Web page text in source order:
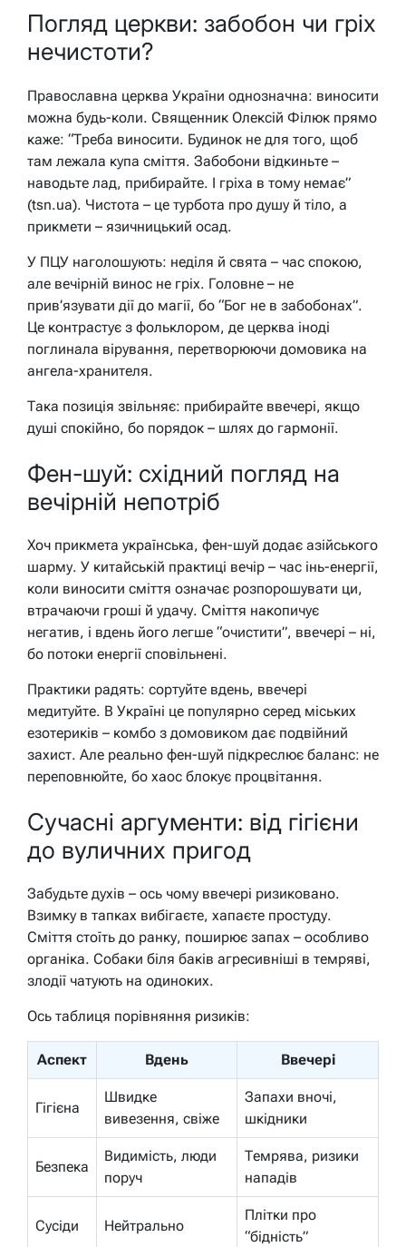
Погляд церкви: забобон чи гріх
нечистоти?
Православна церква України однозначна: виносити
можна будь-коли. Священник Олексій Філюк прямо
каже: “Треба виносити. Будинок не для того, щоб
там лежала купа сміття. Забобони відкиньте –
наводьте лад, прибирайте. І гріха в тому немає”
(tsn.ua). Чистота – це турбота про душу й тіло, а
прикмети – язичницький осад.
У ПЦУ наголошують: неділя й свята – час спокою,
але вечірній винос не гріх. Головне – не
прив’язувати дії до магії, бо “Бог не в забобонах”.
Це контрастує з фольклором, де церква іноді
поглинала вірування, перетворюючи домовика на
ангела-хранителя.
Така позиція звільняє: прибирайте ввечері, якщо
душі спокійно, бо порядок – шлях до гармонії.
Фен-шуй: східний погляд на
вечірній непотріб
Хоч прикмета українська, фен-шуй додає азійського
шарму. У китайській практиці вечір – час інь-енергії,
коли виносити сміття означає розпорошувати ци,
втрачаючи гроші й удачу. Сміття накопичує
негатив, і вдень його легше “очистити”, ввечері – ні,
бо потоки енергії сповільнені.
Практики радять: сортуйте вдень, ввечері
медитуйте. В Україні це популярно серед міських
езотериків – комбо з домовиком дає подвійний
захист. Але реально фен-шуй підкреслює баланс: не
переповнюйте, бо хаос блокує процвітання.
Сучасні аргументи: від гігієни
до вуличних пригод
Забудьте духів – ось чому ввечері ризиковано.
Взимку в тапках вибігаєте, хапаєте простуду.
Сміття стоїть до ранку, поширює запах – особливо
органіка. Собаки біля баків агресивніші в темряві,
злодії чатують на одиноких.
Ось таблиця порівняння ризиків:
Аспект Вдень Ввечері
Гігієна
Швидке
вивезення, свіже
Запахи вночі,
шкідники
Безпека
Видимість, люди
поруч
Темрява, ризики
нападів
Сусіди Нейтрально
Плітки про
“бідність”